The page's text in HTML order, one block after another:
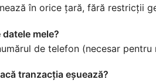
în orice țară, fără restricții
mele?
de telefon (necesar
tranzacția eșuează?